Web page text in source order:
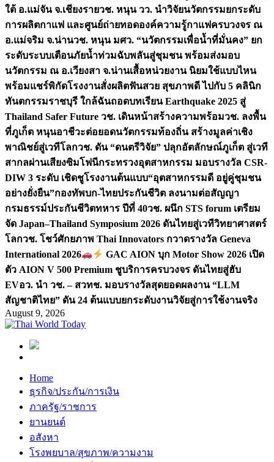
ใต้ อ.แม่จัน จ.เชียงรายวช. หนุน วว. นำวิจัยนวัตกรรมยกระดับ
การผลิตกาแฟ และศูนย์ถ่ายทอดองค์ความรู้กาแฟครบวงจร ณ
อ.แม่จริม จ.น่านวช. หนุน มศว. “นวัตกรรมเพื่อน้ำที่มั่นคง” ยก
ระดับระบบเตือนภัยน้ำท่วมฉับพลันสู่ชุมชน พร้อมส่งมอบ
นวัตกรรม ณ อ.เวียงสา จ.น่านเสื้อหน่วยงาน นิยมใช้แบบไหน
พร้อมแชร์พิกัดโรงงานสั่งผลิตฟันสวย สุขภาพดี ไปกับ 5 คลินิก
ทันตกรรมราชบุรี ใกล้ฉันถอดบทเรียน Earthquake 2025 สู่
Thailand Safer Future วช. เดินหน้าสร้างความพร้อมวช. ลงพื้น
ที่ภูเก็ต หนุนอาชีวะต่อยอดนวัตกรรมท้องถิ่น สร้างมูลค่าเชิง
พาณิชย์สู่เวทีโลกวช. ดัน “ดนตรีวิจัย” ปลุกอัตลักษณ์ภูเก็ต สู่เวที
สากลผ่านเสียงซิมโฟนีกระทรวงอุตสาหกรรม มอบรางวัล CSR-
DIW 3 ระดับ เชิดชูโรงงานต้นแบบ“อุตสาหกรรมดี อยู่คู่ชุมชน
อย่างยั่งยืน”กองทัพบก-ไทยประกันชีวิต ลงนามต่อสัญญา
กรมธรรม์ประกันชีวิตทหาร ปีที่ 40วช. ผนึก STS forum เตรียม
จัด Japan–Thailand Symposium 2026 ดันไทยสู่เวทีวิทยาศาสตร์
โลกวช. โชว์ศักยภาพ Thai Innovators กวาดรางวัล Geneva
International 2026
GAC AION บุก Motor Show 2026 เปิด
ตัว AION V 500 Premium ชูบริการครบวงจร ดันไทยสู่ฮับ
EVอว. นำ วช. – สวทช. มอบรางวัลสุดยอดผลงาน “LLM
สัญชาติไทย” ดัน 24 ต้นแบบยกระดับงานวิจัยสู่การใช้งานจริง
August 9, 2026
Home
ธุรกิจ/ประกัน/การเงิน
ภาครัฐ/ราชการ
ยานยนต์
อสังหา
โรงพยบาล/สุขภาพ/ความงาม